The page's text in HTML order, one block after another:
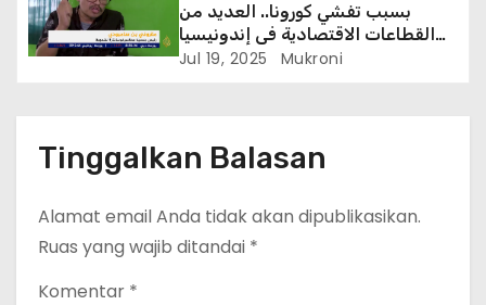
بسبب تفشي كورونا.. العديد من
القطاعات الاقتصادية في إندونيسيا
تشهد ركودا
Jul 19, 2025 Mukroni
Tinggalkan Balasan
Alamat email Anda tidak akan dipublikasikan.
Ruas yang wajib ditandai *
Komentar *